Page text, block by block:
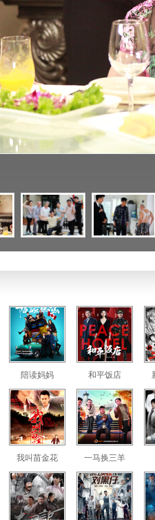
陪读妈妈 和平饭店
我叫苗金花 一马换三羊